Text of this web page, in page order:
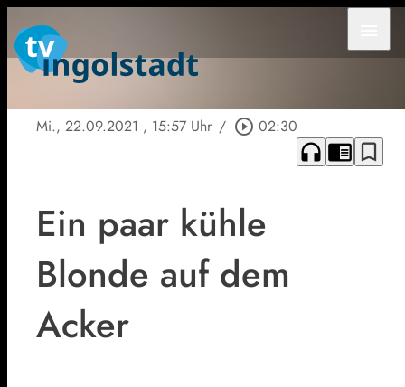
Mi., 22.09.2021 , 15:57 Uhr / play_circle_outline 02:30
headphones chrome_reader_mode bookmark_border
Ein paar kühle
Blonde auf dem
Acker